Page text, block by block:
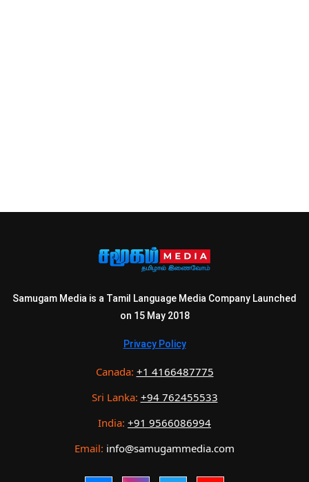
Samugam Media is a Tamil Language Media Company Launched
on 15 May 2018
Privacy Policy
Canada: +1 4166487775
Sri Lanka: +94 762455533
India: +91 9566086994
Email: info@samugammedia.com